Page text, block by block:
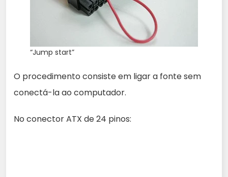
“Jump start”
O procedimento consiste em ligar a fonte sem
conectá-la ao computador.
No conector ATX de 24 pinos: